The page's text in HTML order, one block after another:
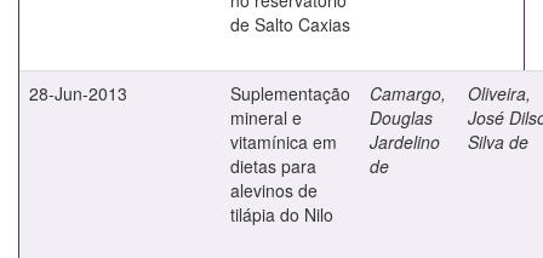
de Salto Caxias
28-Jun-2013
Suplementação
mineral e
vitamínica em
dietas para
alevinos de
tilápia do Nilo
Camargo,
Douglas
Jardelino
de
Oliveira,
José
Silva de